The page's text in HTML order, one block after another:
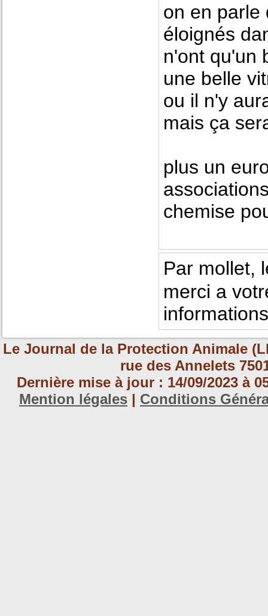
on en parle
éloignés
n'ont qu'un
une belle
ou il n'y
mais ça
plus un
chemise
Par mollet,
merci a
Le Journal de la Protection Animale
rue des Annelets
Dernière mise à jour : 14/09/2023 à
Mention légales | Conditions